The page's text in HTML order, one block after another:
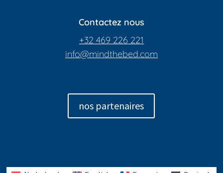
Contactez nous
+32 469 226 221
info@mindthebed.com
nos partenaires